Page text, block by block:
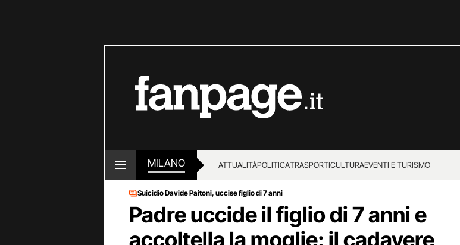
MILANO ATTUALITÀPOLITICATRASPORTICULTURAEVENTI E TURISMO
Suicidio Davide Paitoni, uccise figlio di 7 anni
Padre uccide il figlio di 7 anni e
accoltella la moglie: il cadavere